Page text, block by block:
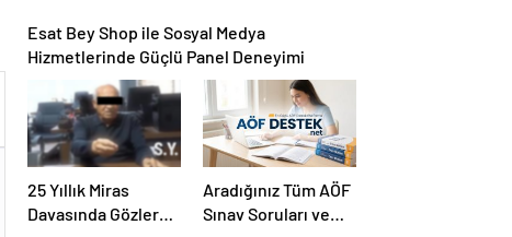
Esat Bey Shop ile Sosyal Medya
Hizmetlerinde Güçlü Panel Deneyimi
25 Yıllık Miras
Davasında Gözler
Aradığınız Tüm AÖF
Sınav Soruları ve